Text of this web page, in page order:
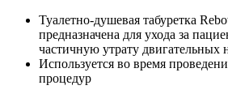
Туалетно-душевая табуретка
предназначена для ухода за
частичную утрату двигательных
Используется во время
процедур